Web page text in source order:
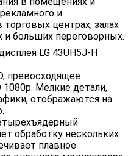
и
центрах, залах
и больших переговорных.
LG 43UH5J-H
превосходящее
Мелкие детали,
отображаются на
обработку нескольких
плавное